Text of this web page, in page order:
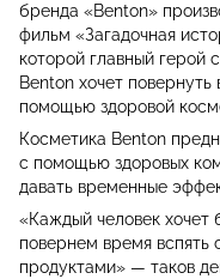
бренда «Benton»
фильм «Загадочная
которой главный герой
Benton хочет
помощью здоровой
Косметика Benton
с помощью здоровых
давать временные
«Каждый человек хочет
повернем время вспять
продуктами» — таков